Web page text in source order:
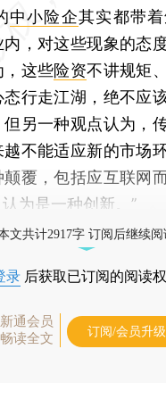
中小险企其实都带
，对这些现象的态
，这些险资不讲规矩
行走江湖，绝不应
另一种观点认为，
不能适应新的市场
颠覆，包括应互联网
认为是一种创新。”
文共计2917字 订阅后继续阅
录 后获取已订阅的阅读
通会员
读全文
订阅/会员升级